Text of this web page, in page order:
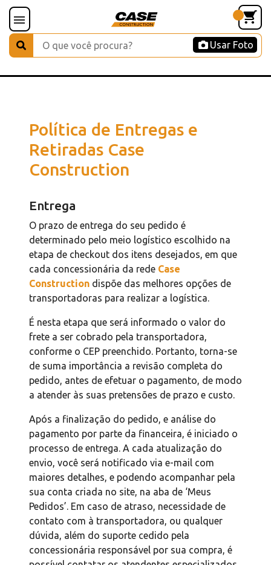
Usar Foto
Política de Entregas e
Retiradas Case
Construction
Entrega
O prazo de entrega do seu pedido é
determinado pelo meio logístico escolhido na
etapa de checkout dos itens desejados, em que
cada concessionária da rede Case
Construction dispõe das melhores opções de
transportadoras para realizar a logística.
É nesta etapa que será informado o valor do
frete a ser cobrado pela transportadora,
conforme o CEP preenchido. Portanto, torna-se
de suma importância a revisão completa do
pedido, antes de efetuar o pagamento, de modo
a atender às suas pretensões de prazo e custo.
Após a finalização do pedido, e análise do
pagamento por parte da financeira, é iniciado o
processo de entrega. A cada atualização do
envio, você será notificado via e-mail com
maiores detalhes, e podendo acompanhar pela
sua conta criada no site, na aba de ‘Meus
Pedidos’. Em caso de atraso, necessidade de
contato com à transportadora, ou qualquer
dúvida, além do suporte cedido pela
concessionária responsável por sua compra, é